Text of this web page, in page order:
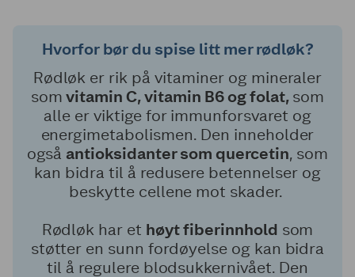
Hvorfor bør du spise litt mer rødløk?
Rødløk er rik på vitaminer og mineraler
somvitamin C, vitamin B6 og folat,som
alle er viktige for immunforsvaret og
energimetabolismen. Den inneholder
også antioksidanter som quercetin, som
kan bidra til å redusere betennelser og
beskytte cellene mot skader.
Rødløk har et høyt fiberinnhold som
støtter en sunn fordøyelse og kan bidra
til å regulere blodsukkernivået. Den